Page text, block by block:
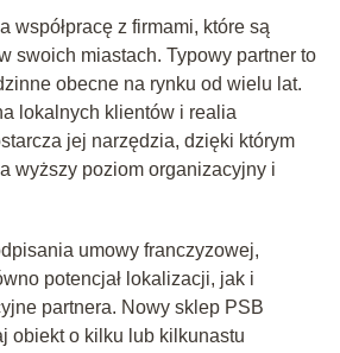
współpracę z firmami, które są
swoich miastach. Typowy partner to
obecne na rynku od wielu lat.
lokalnych klientów i realia
jej narzędzia, dzięki którym
wyższy poziom organizacyjny i
umowy franczyzowej,
potencjał lokalizacji, jak i
partnera. Nowy sklep PSB
obiekt o kilku lub kilkunastu